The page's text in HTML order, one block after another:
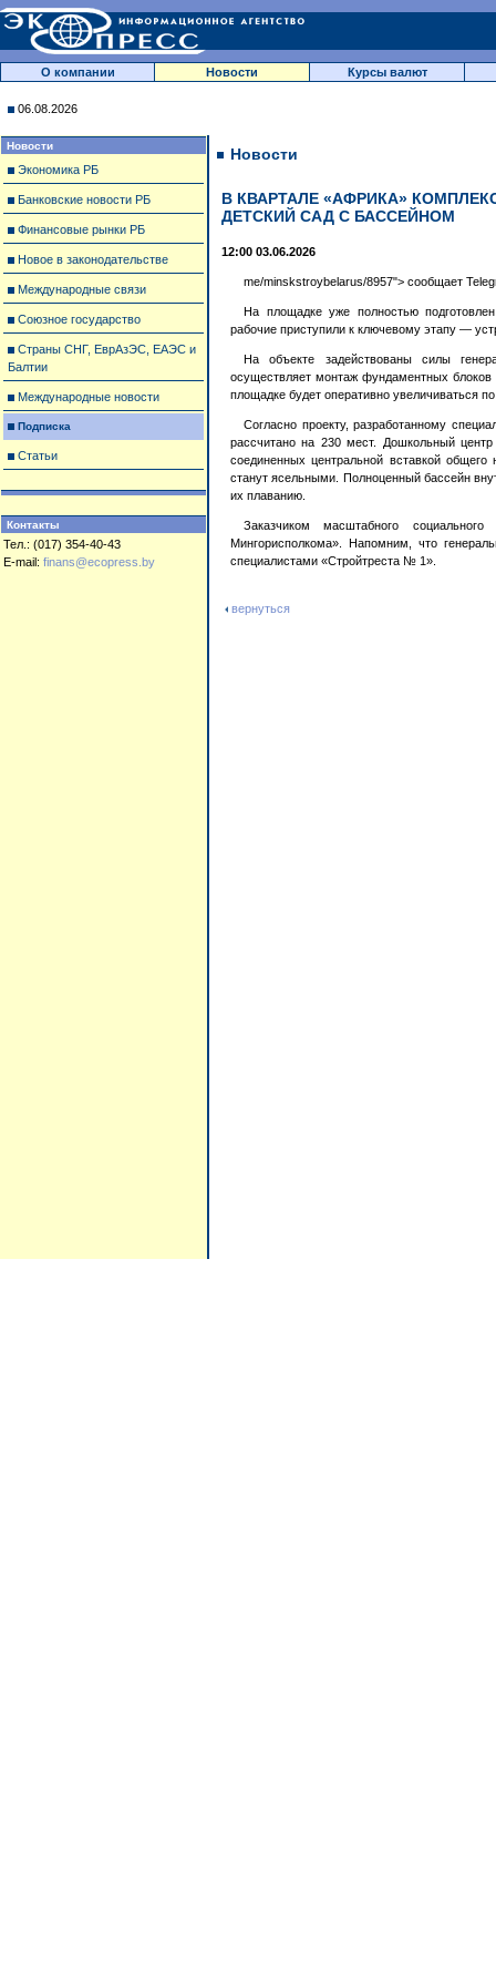
О компании Новости Курсы валют
06.08.2026
Новости
Экономика РБ
Банковские новости РБ
Финансовые рынки РБ
Новое в законодательстве
Международные связи
Союзное государство
Страны СНГ, ЕврАзЭС, ЕАЭС и
Балтии
Международные новости
Подписка
Статьи
Контакты
Тел.: (017) 354-40-43
E-mail: finans@ecopress.by
Новости
В КВАРТАЛЕ «АФРИКА»
ДЕТСКИЙ САД С БАССЕЙНОМ
12:00 03.06.2026
me/minskstroybelarus/8957"> сообщает
На площадке уже полностью
рабочие приступили к ключевому этапу —
На объекте задействованы силы
осуществляет монтаж фундаментных
площадке будет оперативно увеличиваться
Согласно проекту, разработанному
рассчитано на 230 мест. Дошкольный
соединенных центральной вставкой
станут ясельными. Полноценный бассейн
их плаванию.
Заказчиком масштабного
Мингорисполкома». Напомним, что
специалистами «Стройтреста № 1».
вернуться